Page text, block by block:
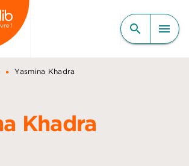
CONTENU
search menu
• Yasmina Khadra
Khadra